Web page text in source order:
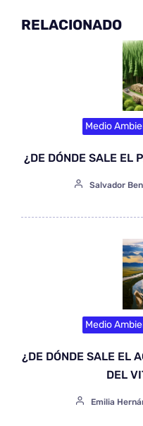
RELACIONADO
Medio
¿DE DÓNDE SALE EL
Salvador
Medio
¿DE DÓNDE SALE EL
DEL
Emilia